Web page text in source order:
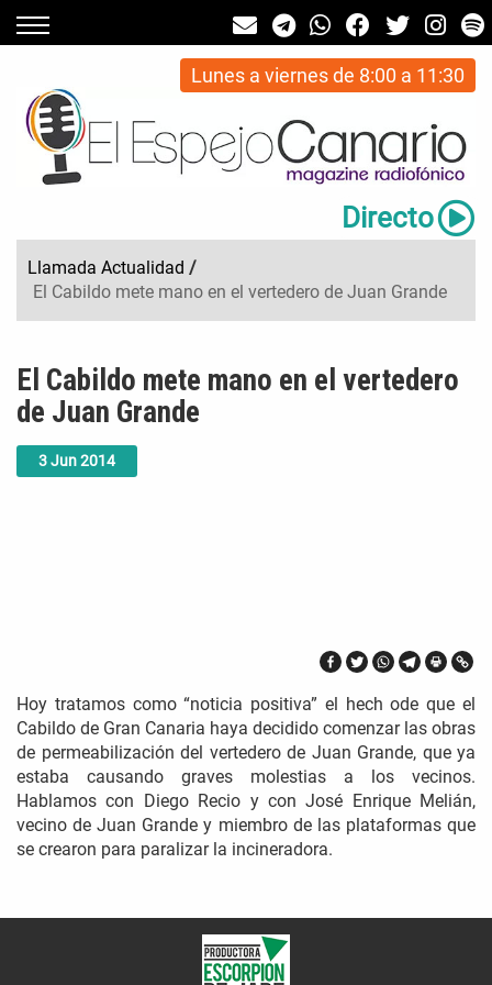
Lunes a viernes de 8:00 a 11:30
Directo
Llamada Actualidad /
El Cabildo mete mano en el vertedero de Juan Grande
3Jun2014
El Cabildo mete mano en el vertedero
de Juan Grande
Hoy tratamos como “noticia positiva” el hech ode que el
Cabildo de Gran Canaria haya decidido comenzar las obras
de permeabilización del vertedero de Juan Grande, que ya
estaba causando graves molestias a los vecinos.
Hablamos con Diego Recio y con José Enrique Melián,
vecino de Juan Grande y miembro de las plataformas que
se crearon para paralizar la incineradora.